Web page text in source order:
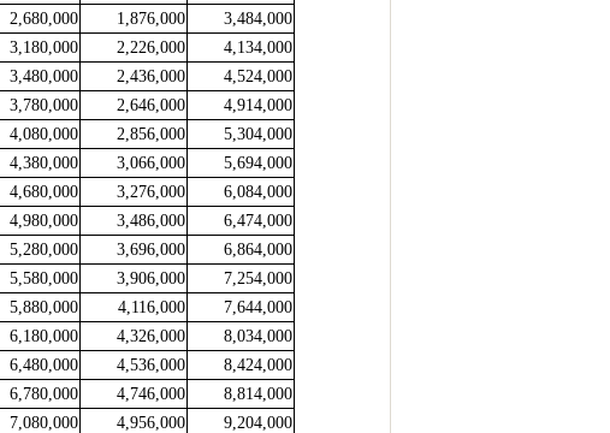
2,680,000 1,876,000
3,484,000
3,180,000 2,226,000
4,134,000
3,480,000 2,436,000
4,524,000
3,780,000 2,646,000
4,914,000
4,080,000 2,856,000
5,304,000
4,380,000 3,066,000
5,694,000
4,680,000 3,276,000
6,084,000
4,980,000 3,486,000
6,474,000
5,280,000 3,696,000
6,864,000
5,580,000 3,906,000
7,254,000
5,880,000 4,116,000
7,644,000
6,180,000 4,326,000
8,034,000
6,480,000 4,536,000
8,424,000
6,780,000 4,746,000
8,814,000
7,080,000 4,956,000
9,204,000